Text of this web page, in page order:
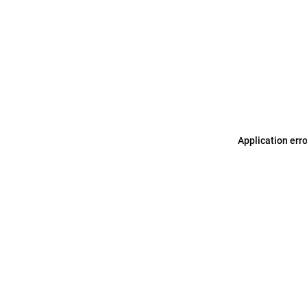
Application